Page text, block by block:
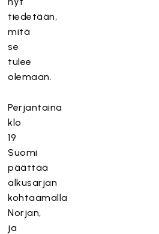
tiedetään,
mitä
se
tulee
olemaan.
Perjantaina
klo
19
Suomi
päättää
alkusarjan
kohtaamalla
Norjan,
ja